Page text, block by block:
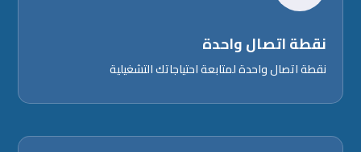
نقطة اتصال واحدة
نقطة اتصال واحدة لمتابعة احتياجاتك التشغيلية